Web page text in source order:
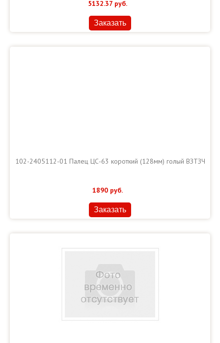
5132.37 руб.
Заказать
102-2405112-01 Палец ЦС-63 короткий (128мм) голый ВЗТЗЧ
1890 руб.
Заказать